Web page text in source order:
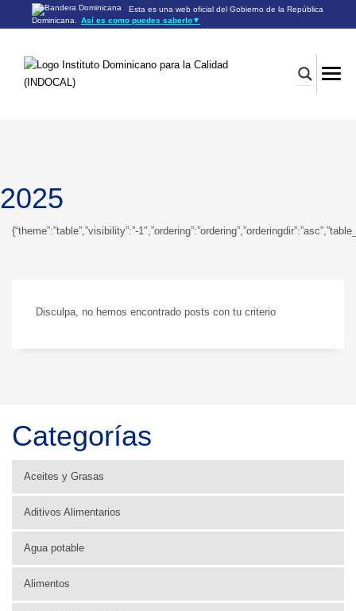
Esta es una web oficial del Gobierno de la República
Dominicana.
Así es como puedes saberlo▼
Los sitios web oficiales utilizan .gob.do o .gov.do
Los sitios web oficiales .gob.do o .gov.do seguros utilizan
HTTPS
2025
{“theme”:”table”,”visibility”:”-
Disculpa, no hemos encontrado posts con tu criterio
Categorías
Aceites y Grasas
Aditivos Alimentarios
Agua potable
Alimentos